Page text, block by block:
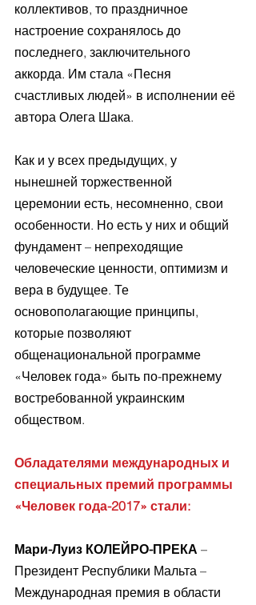
коллективов, то праздничное
настроение сохранялось до
последнего, заключительного
аккорда. Им стала «Песня
счастливых людей» в исполнении её
автора Олега Шака.
Как и у всех предыдущих, у
нынешней торжественной
церемонии есть, несомненно, свои
особенности. Но есть у них и общий
фундамент – непреходящие
человеческие ценности, оптимизм и
вера в будущее. Те
основополагающие принципы,
которые позволяют
общенациональной программе
«Человек года» быть по-прежнему
востребованной украинским
обществом.
Обладателями международных и
специальных премий программы
«Человек года-2017» стали:
Мари-Луиз КОЛЕЙРО-ПРЕКА –
Президент Республики Мальта –
Международная премия в области